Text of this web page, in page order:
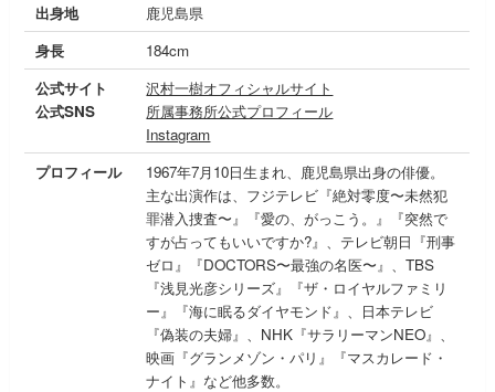
出身地
鹿児島県
身長
184cm
公式サイト
公式SNS
沢村一樹オフィシャルサイト
所属事務所公式プロフィール
Instagram
プロフィール
1967年7月10日生まれ、鹿児島県出身の俳優。
主な出演作は、フジテレビ『絶対零度〜未然犯
罪潜入捜査〜』『愛の、がっこう。』『突然で
すが占ってもいいですか?』、テレビ朝日『刑事
ゼロ』『DOCTORS〜最強の名医〜』、TBS
『浅見光彦シリーズ』『ザ・ロイヤルファミリ
ー』『海に眠るダイヤモンド』、日本テレビ
『偽装の夫婦』、NHK『サラリーマンNEO』、
映画『グランメゾン・パリ』『マスカレード・
ナイト』など他多数。